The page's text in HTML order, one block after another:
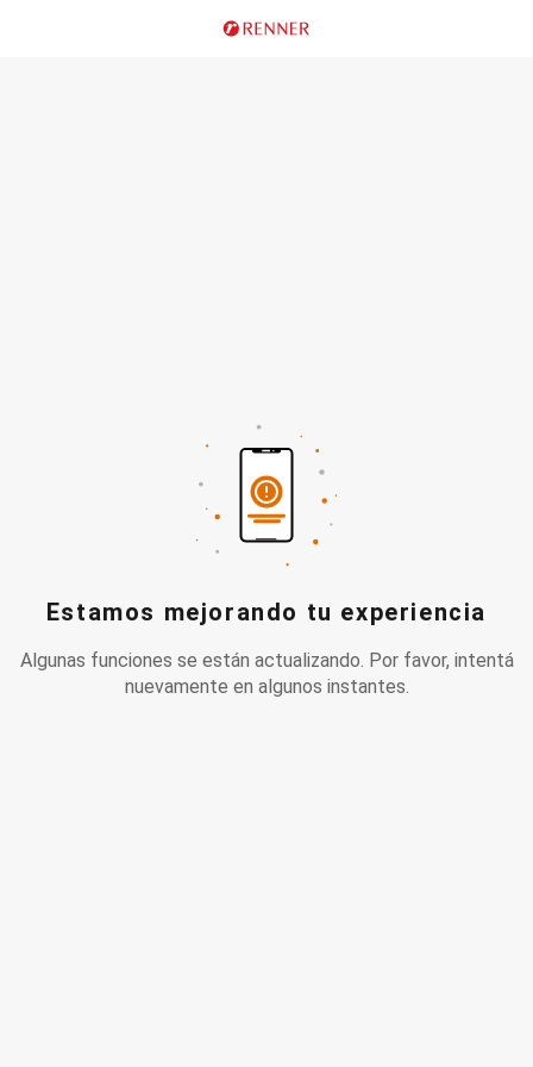
Estamos mejorando tu experiencia
Algunas funciones se están actualizando. Por favor, intentá
nuevamente en algunos instantes.